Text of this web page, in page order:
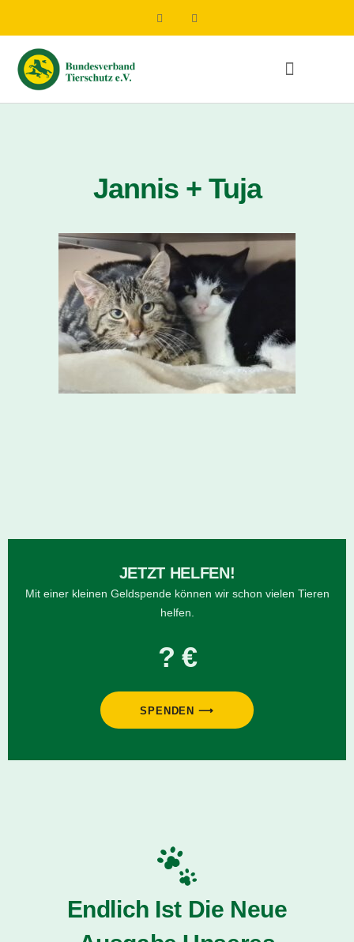
Jannis + Tuja
JETZT HELFEN!
Mit einer kleinen Geldspende können wir schon vielen Tieren
helfen.
? €
SPENDEN ⟶
Endlich Ist Die Neue